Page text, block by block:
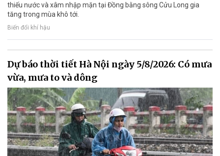
thiếu nước và xâm nhập mặn tại Đồng bằng sông Cửu Long gia
tăng trong mùa khô tới.
Biến đổi khí hậu
Dự báo thời tiết Hà Nội ngày 5/8/2026: Có mưa
vừa, mưa to và dông